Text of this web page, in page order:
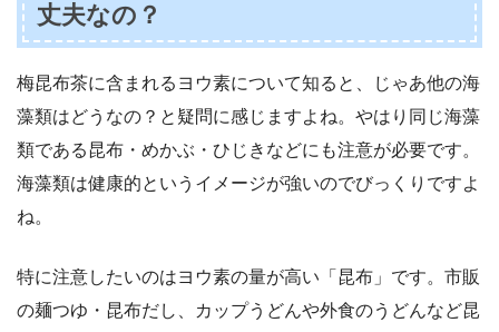
丈夫なの？
梅昆布茶に含まれるヨウ素について知ると、じゃあ他の海
藻類はどうなの？と疑問に感じますよね。やはり同じ海藻
類である昆布・めかぶ・ひじきなどにも注意が必要です。
海藻類は健康的というイメージが強いのでびっくりですよ
ね。
特に注意したいのはヨウ素の量が高い「昆布」です。市販
の麺つゆ・昆布だし、カップうどんや外食のうどんなど昆